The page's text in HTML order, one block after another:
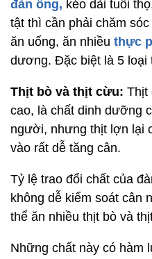
đàn ông, kéo dài tuổi
tật thì cần phải chăm
ăn uống, ăn nhiều thực
dương. Đặc biệt là 5 loại
Thịt bò và thịt cừu: Thịt
cao, là chất dinh dưỡng
người, nhưng thịt lợn lại
vào rất dễ tăng cân.
Tỷ lệ trao đổi chất của
không dễ kiểm soát cân
thể ăn nhiều thịt bò và
Những chất này có hàm